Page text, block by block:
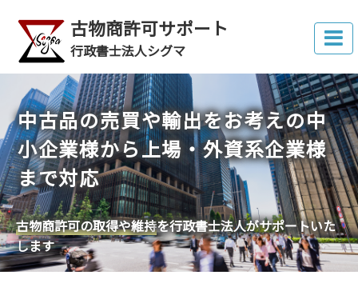
古物商許可サポート
行政書士法人シグマ
中古品の売買や輸出をお考えの中
小企業様から上場・外資系企業様
まで対応
古物商許可の取得や維持を行政書士法人がサポートいた
します